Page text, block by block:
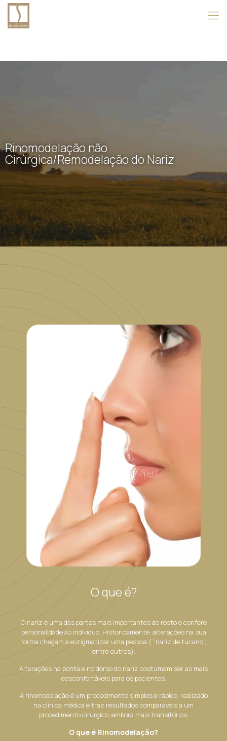
Rinomodelação não
Cirúrgica/Remodelação do Nariz
O que é?
O nariz é uma das partes mais importantes do rosto e confere
personalidade ao indivíduo. Historicamente, alterações na sua
forma chegam a estigmatizar uma pessoa ( “nariz de tucano”,
entre outros).
Alterações na ponta e no dorso do nariz costumam ser as mais
desconfortáveis para os pacientes.
A rinomodelação é um procedimento simples e rápido, realizado
na clínica médica e traz resultados comparáveis a um
procedimento cirúrgico, embora mais transitórios.
O que é Rinomodelação?